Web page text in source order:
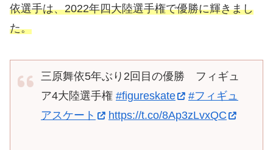
依選手は、2022年四大陸選手権で優勝に輝きまし
た。
三原舞依5年ぶり2回目の優勝 フィギュ
ア4大陸選手権 #figureskate
#フィギュ
アスケート
https://t.co/8Ap3zLvxQC